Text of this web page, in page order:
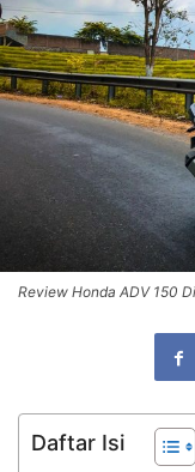
Review Honda ADV 150
Daftar Isi